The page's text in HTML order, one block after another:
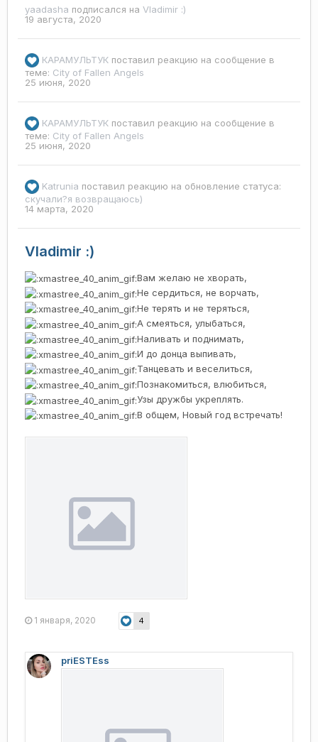
yaadasha подписался на Vladimir :)
19 августа, 2020
КАРАМУЛЬТУК поставил реакцию на сообщение в
теме: Сity of Fallen Angels
25 июня, 2020
КАРАМУЛЬТУК поставил реакцию на сообщение в
теме: Сity of Fallen Angels
25 июня, 2020
Katrunia поставил реакцию на обновление статуса:
скучали?я возвращаюсь)
14 марта, 2020
Vladimir :)
Вам желаю не хворать,
Не сердиться, не ворчать,
Не терять и не теряться,
А смеяться, улыбаться,
Наливать и поднимать,
И до донца выпивать,
Танцевать и веселиться,
Познакомиться, влюбиться,
Узы дружбы укреплять.
В общем, Новый год встречать!
1 января, 2020 4
priESTEss